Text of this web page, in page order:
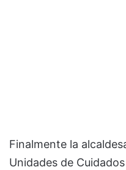
Finalmente la
Unidades de